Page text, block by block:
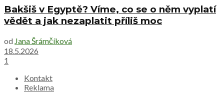
Bakšiš v Egyptě? Víme, co se o něm vyplatí
vědět a jak nezaplatit příliš moc
od Jana Šrámčíková
18.5.2026
1
Kontakt
Reklama